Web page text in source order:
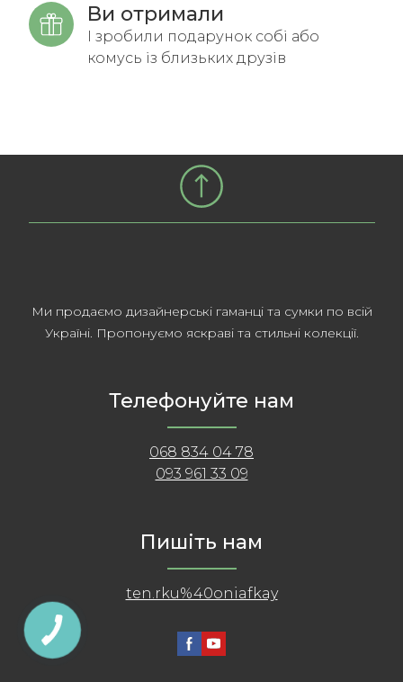
Ви отримали
І зробили подарунок собі або
комусь із близьких друзів
Ми продаємо дизайнерські гаманці та сумки по всій
Україні. Пропонуємо яскраві та стильні колекції.
Телефонуйте нам
068 834 04 78
093 961 33 09
Пишіть нам
ten.rku%40oniafkay